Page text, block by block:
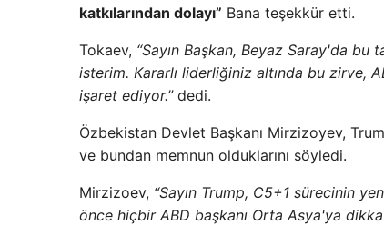
katkılarından dolayı” Bana teşekkür etti.
Tokaev, “Sayın Başkan, Beyaz Saray'da bu
isterim. Kararlı liderliğiniz altında bu zirve,
işaret ediyor.”dedi.
Özbekistan Devlet Başkanı Mirzizoyev,
ve bundan memnun olduklarını söyledi.
Mirzizoev, “Sayın Trump, C5+1 sürecinin
önce hiçbir ABD başkanı Orta Asya'ya